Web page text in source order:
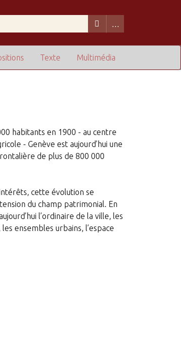
Multimédia
Texte
habitants en 1900 - au centre
- Genève est aujourd’hui une
de plus de 800 000
cette évolution se
du champ patrimonial. En
l’ordinaire de la ville, les
ensembles urbains, l’espace